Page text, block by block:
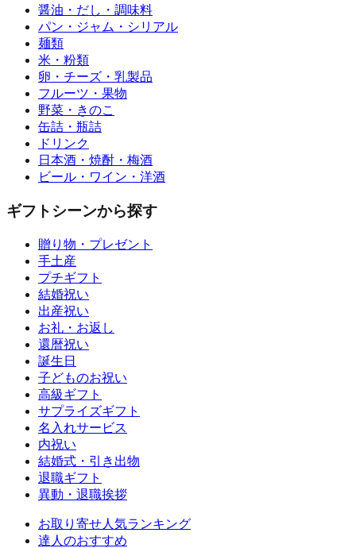
醤油・だし・調味料
パン・ジャム・シリアル
麺類
米・粉類
卵・チーズ・乳製品
フルーツ・果物
野菜・きのこ
缶詰・瓶詰
ドリンク
日本酒・焼酎・梅酒
ビール・ワイン・洋酒
ギフトシーンから探す
贈り物・プレゼント
手土産
プチギフト
結婚祝い
出産祝い
お礼・お返し
還暦祝い
誕生日
子どものお祝い
高級ギフト
サプライズギフト
名入れサービス
内祝い
結婚式・引き出物
退職ギフト
異動・退職挨拶
お取り寄せ人気ランキング
達人のおすすめ